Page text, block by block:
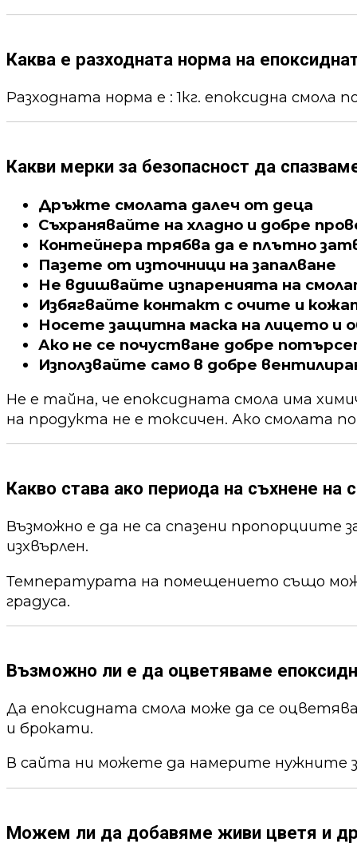
Каква е разходната норма на
Разходната норма е : 1кг. епоксидна смола
Какви мерки за безопасност да
Дръжте смолата далеч от деца
Съхранявайте на хладно и добре
Контейнера трябва да е плътно
Пазете от източници на запалване
Не вдишвайте изпаренията на
Избягвайте контакт с очите и
Носете защитна маска на лицето и
Ако не се почустване добре
Използвайте само в добре
Не е тайна, че епоксидната смола има
на продукта не е токсичен. Ако смолата
Какво става ако периода на съхнене
Възможно е да не са спазени пропорциите
изхвърлен.
Температурата на помещението също
градуса.
Възможно ли е да оцветяваме
Да епоксидната смола може да се
и брокати.
В сайта ни можете да намерите нужните
Можем ли да добавяме живи цветя и